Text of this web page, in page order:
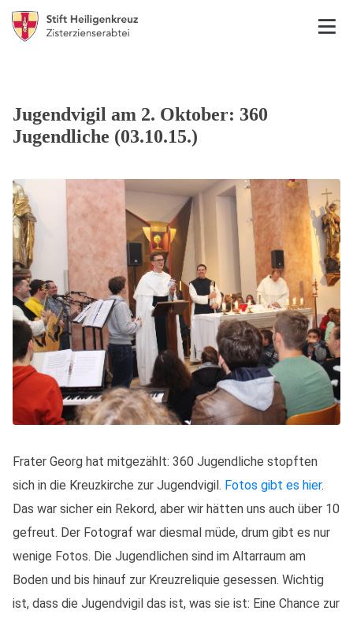
Jugendvigil am 2. Oktober: 360
Jugendliche (03.10.15.)
Frater Georg hat mitgezählt: 360 Jugendliche stopften
sich in die Kreuzkirche zur Jugendvigil. Fotos gibt es hier.
Das war sicher ein Rekord, aber wir hätten uns auch über 10
gefreut. Der Fotograf war diesmal müde, drum gibt es nur
wenige Fotos. Die Jugendlichen sind im Altarraum am
Boden und bis hinauf zur Kreuzreliquie gesessen. Wichtig
ist, dass die Jugendvigil das ist, was sie ist: Eine Chance zur